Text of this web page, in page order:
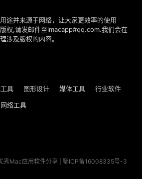
途并来源于网络，让大家更效率的使用
权,请发邮件至imacapp#qq.com.我们会在
涉及版权的内容。
具 图形设计 媒体工具 行业软件
网络工具
秀Mac应用软件分享 鄂ICP备16008335号-3